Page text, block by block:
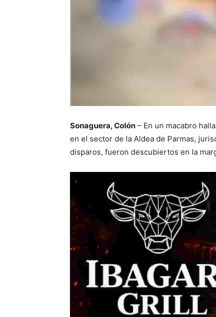
Sonaguera, Colón – En un macabro
en el sector de la Aldea de Parmas,
disparos, fueron descubiertos en la